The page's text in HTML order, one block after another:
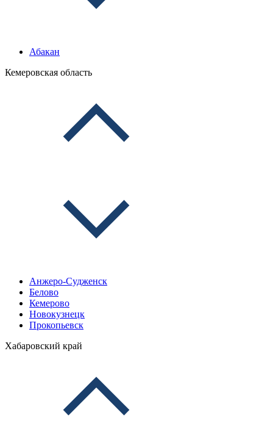
Абакан
Кемеровская область
Анжеро-Судженск
Белово
Кемерово
Новокузнецк
Прокопьевск
Хабаровский край